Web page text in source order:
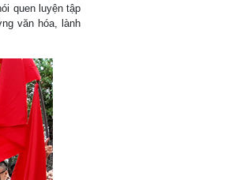
quen luyện tập
văn hóa, lành